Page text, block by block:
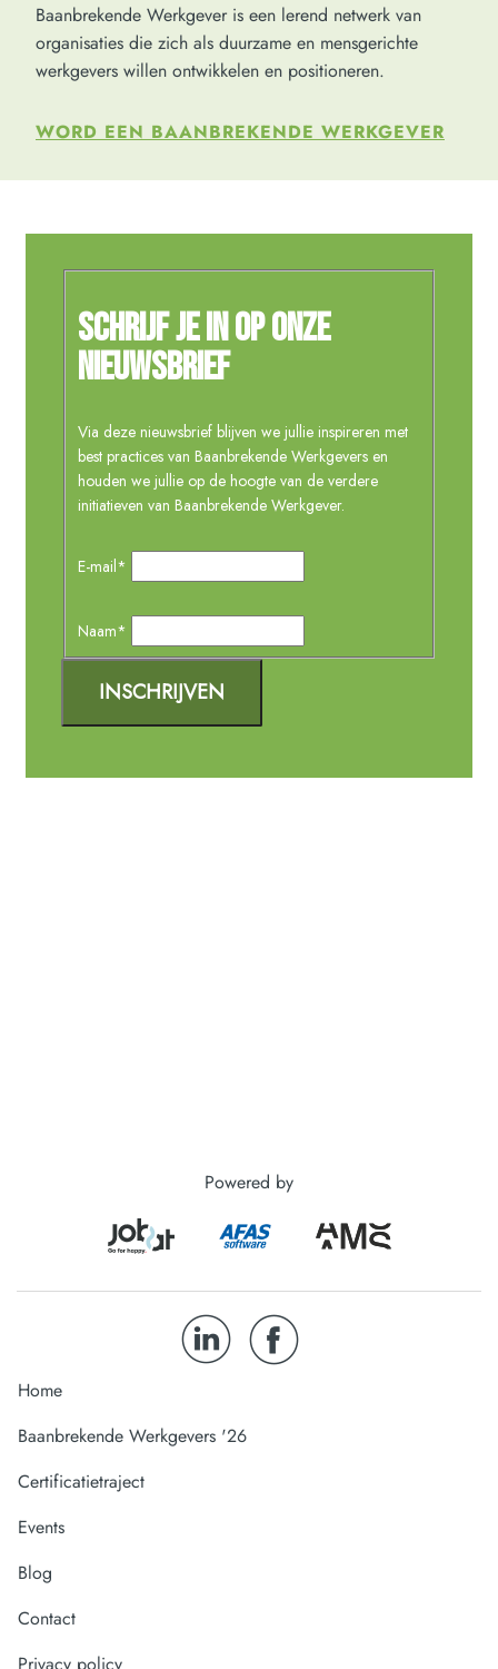
Baanbrekende Werkgever is een lerend netwerk van
organisaties die zich als duurzame en mensgerichte
werkgevers willen ontwikkelen en positioneren.
WORD EEN BAANBREKENDE WERKGEVER
Powered by
Home
Baanbrekende Werkgevers '26
Certificatietraject
Events
Blog
Contact